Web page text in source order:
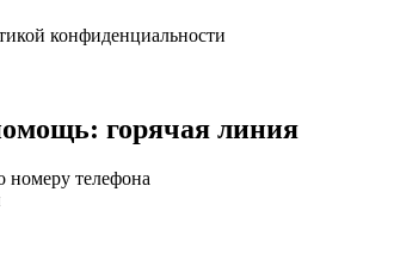
конфиденциальности
горячая линия
номеру телефона